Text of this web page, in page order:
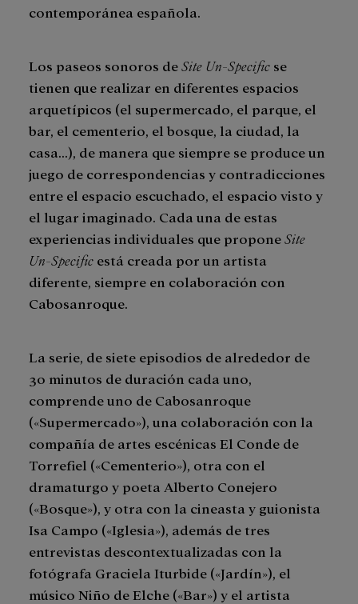
contemporánea española.
Los paseos sonoros deSite Un-Specific se
tienen que realizar en diferentes espacios
arquetípicos (el supermercado, el parque, el
bar, el cementerio, el bosque, la ciudad, la
casa…), de manera que siempre se produce un
juego de correspondencias y contradicciones
entre el espacio escuchado, el espacio visto y
el lugar imaginado. Cada una de estas
experiencias individuales que proponeSite
Un-Specific está creada por un artista
diferente, siempre en colaboración con
Cabosanroque.
La serie, de siete episodios de alrededor de
30 minutos de duración cada uno,
comprende uno de Cabosanroque
(«Supermercado»), una colaboración con la
compañía de artes escénicas El Conde de
Torrefiel («Cementerio»), otra con el
dramaturgo y poeta Alberto Conejero
(«Bosque»), y otra con la cineasta y guionista
Isa Campo («Iglesia»), además de tres
entrevistas descontextualizadas con la
fotógrafa Graciela Iturbide («Jardín»), el
músico Niño de Elche («Bar») y el artista